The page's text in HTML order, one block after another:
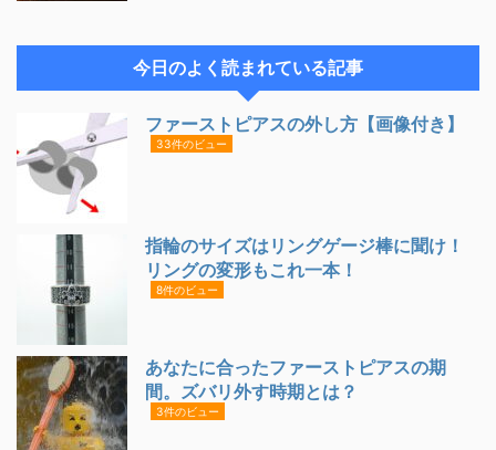
今日のよく読まれている記事
ファーストピアスの外し方【画像付き】
33件のビュー
指輪のサイズはリングゲージ棒に聞け！
リングの変形もこれ一本！
8件のビュー
あなたに合ったファーストピアスの期
間。ズバリ外す時期とは？
3件のビュー